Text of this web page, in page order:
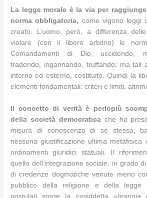
La legge morale è la via per
norma obbligatoria, come vigono leggi
creato. L’uomo, però, a differenza
violare (con il libero arbitrio) le
Comandamenti di Dio, uccidendo,
tradendo, ingannando, truffando; ma tali
interno ed esterno, costituito. Quindi la
elementi fondamentali: criteri e limiti,
Il concetto di verità è perlopiù
della società democraticache ha
misura di conoscenza di sé stessa,
nessuna giustificazione ultima
ordinamenti giuridici statuali. Il
quello dell’integrazione sociale, in grado
di credenze dogmatiche venute meno
pubblico della religione e della legge
postulati sorge la cosiddetta «tirannia